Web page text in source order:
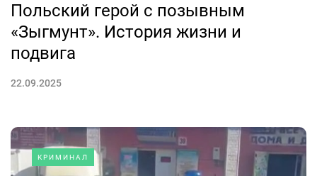
Польский герой с позывным
«Зыгмунт». История жизни и
подвига
22.09.2025
КРИМИНАЛ